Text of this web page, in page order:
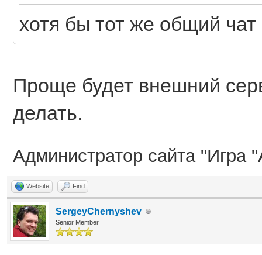
хотя бы тот же общий чат
Проще будет внешний
делать.
Администратор сайта "Игра
Website Find
SergeyChernyshev
Senior Member